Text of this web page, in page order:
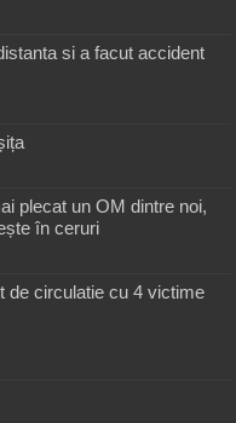
si a facut accident
plecat un OM dintre noi,
în ceruri
de circulatie cu 4 victime